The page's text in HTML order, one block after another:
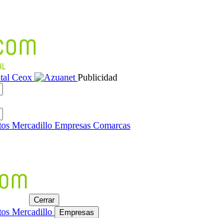
Publicidad
Mercadillo Empresas Comarcas
Cerrar
Mercadillo Empresas